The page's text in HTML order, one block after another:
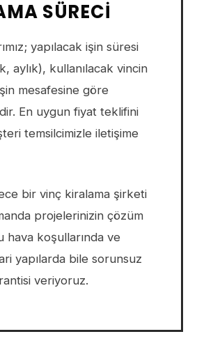
SÜRECI
yapılacak işin süresi
aylık), kullanılacak vincin
mesafesine göre
En uygun fiyat teklifini
temsilcimizle iletişime
bir vinç kiralama şirketi
projelerinizin çözüm
hava koşullarında ve
yapılarda bile sorunsuz
veriyoruz.